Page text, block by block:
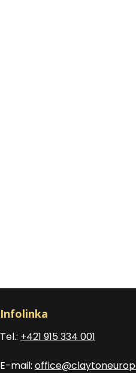
Infolinka
Tel.: +421 915 334 001
E-mail: